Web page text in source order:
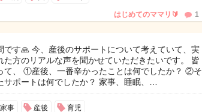
はじめてのママリ🔰 1
です🙏 今、産後のサポートについて考えていて、実
た方のリアルな声を聞かせていただきたいです。 皆
て、 ①産後、一番辛かったことは何でしたか？ ②そ
サポートは何でしたか？ 家事、睡眠、…
家事 産後 育児